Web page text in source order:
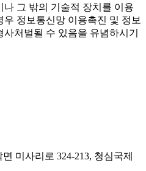
그 밖의 기술적 장치를 이용
정보통신망 이용촉진 및 정보
처벌될 수 있음을 유념하시기
미사리로 324-213, 청심국제